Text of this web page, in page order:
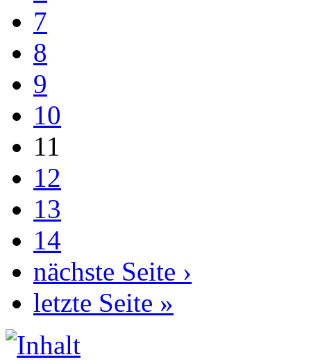
7
8
9
10
11
12
13
14
nächste Seite ›
letzte Seite »